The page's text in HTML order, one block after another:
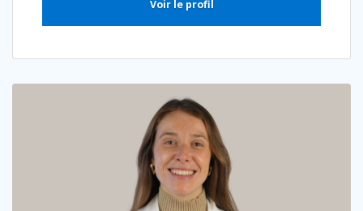
Voir le profil